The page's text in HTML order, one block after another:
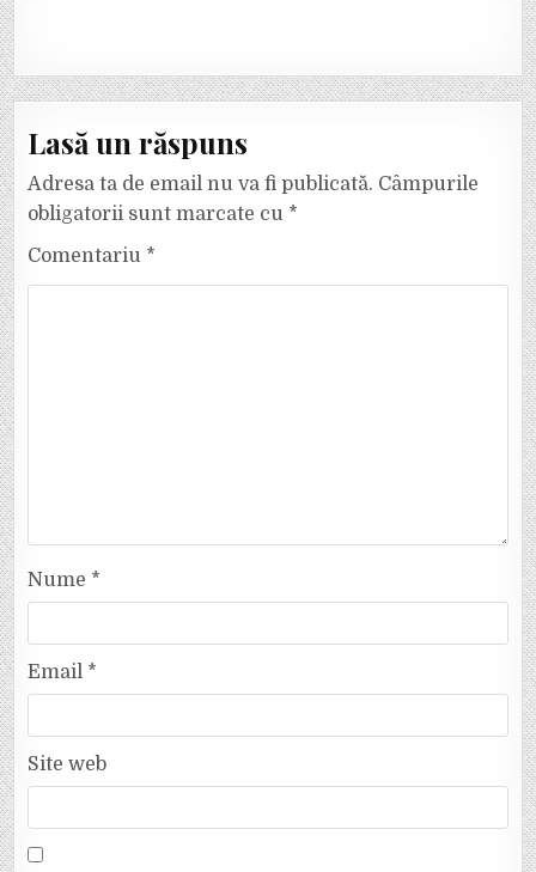
Lasă un răspuns
Adresa ta de email nu va fi publicată. Câmpurile
obligatorii sunt marcate cu *
Comentariu *
Nume *
Email *
Site web